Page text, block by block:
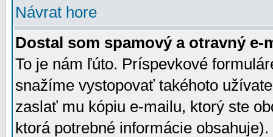
Návrat hore
Dostal som spamový a otravný e-
To je nám ľúto. Príspevkové
snažíme vystopovať takéhoto
zaslať mu kópiu e-mailu, ktorý ste
ktorá potrebné informácie